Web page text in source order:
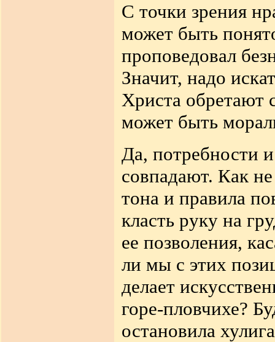
С точки зрения
может быть
проповедовал
Значит, надо
Христа обретают
может быть
Да, потребности
совпадают. Как
тона и правила
класть руку на
ее позволения,
ли мы с этих
делает
горе-пловчихе?
остановила